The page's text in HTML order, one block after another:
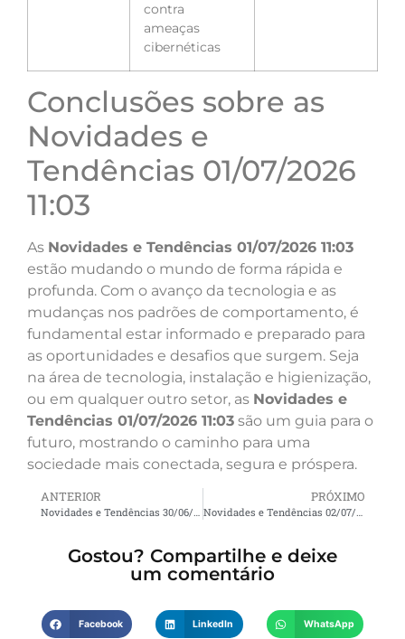
contra
ameaças
cibernéticas
Conclusões sobre as
Novidades e
Tendências 01/07/2026
11:03
As Novidades e Tendências 01/07/2026 11:03
estão mudando o mundo de forma rápida e
profunda. Com o avanço da tecnologia e as
mudanças nos padrões de comportamento, é
fundamental estar informado e preparado para
as oportunidades e desafios que surgem. Seja
na área de tecnologia, instalação e higienização,
ou em qualquer outro setor, as Novidades e
Tendências 01/07/2026 11:03 são um guia para o
futuro, mostrando o caminho para uma
sociedade mais conectada, segura e próspera.
ANTERIOR
Novidades e Tendências 30/06/2026 11:03
PRÓXIMO
Novidades e Tendências 02/07/2026 11:01
Gostou? Compartilhe e deixe
um comentário
Facebook LinkedIn WhatsApp